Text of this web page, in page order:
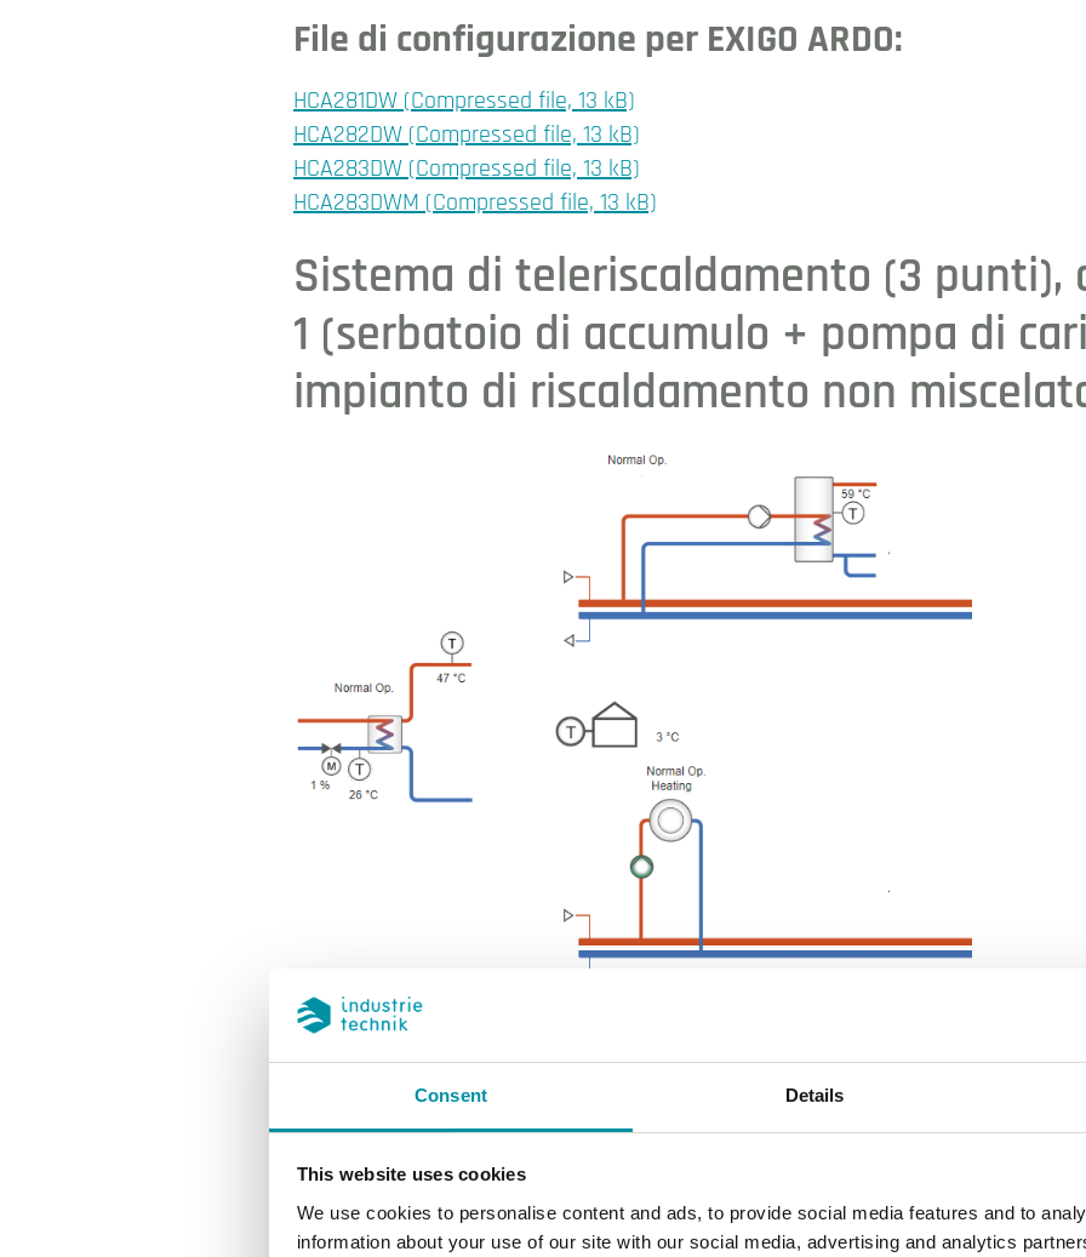
Consent Details
This website uses cookies
We use cookies to personalise content and ads, to provide social media features and to
information about your use of our site with our social media, advertising and analytics
File di configurazione per EXIGO ARDO:
HCA281DW (Compressed file, 13 kB)
HCA282DW (Compressed file, 13 kB)
HCA283DW (Compressed file, 13 kB)
HCA283DWM (Compressed file, 13 kB)
Sistema di teleriscaldamento (3 punti),
1 (serbatoio di accumulo + pompa di
impianto di riscaldamento non
File di configurazione per EXIGO VIDO:
HCV190D (Compressed file, 13 kB)
HCV191DW (Compressed file, 13 kB)
HCV192DW (Compressed file, 13 kB)
HCV193DWM (Compressed file, 13 kB)
HCV203DWM (Compressed file, 13 kB)